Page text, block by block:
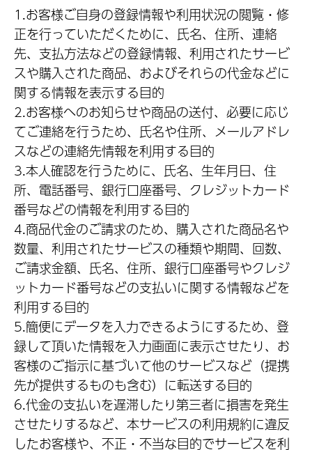
1.お客様ご自身の登録情報や利用状況の閲覧・修
正を行っていただくために、氏名、住所、連絡
先、支払方法などの登録情報、利用されたサービ
スや購入された商品、およびそれらの代金などに
関する情報を表示する目的
2.お客様へのお知らせや商品の送付、必要に応じ
てご連絡を行うため、氏名や住所、メールアドレ
スなどの連絡先情報を利用する目的
3.本人確認を行うために、氏名、生年月日、住
所、電話番号、銀行口座番号、クレジットカード
番号などの情報を利用する目的
4.商品代金のご請求のため、購入された商品名や
数量、利用されたサービスの種類や期間、回数、
ご請求金額、氏名、住所、銀行口座番号やクレジ
ットカード番号などの支払いに関する情報などを
利用する目的
5.簡便にデータを入力できるようにするため、登
録して頂いた情報を入力画面に表示させたり、お
客様のご指示に基づいて他のサービスなど（提携
先が提供するものも含む）に転送する目的
6.代金の支払いを遅滞したり第三者に損害を発生
させたりするなど、本サービスの利用規約に違反
したお客様や、不正・不当な目的でサービスを利